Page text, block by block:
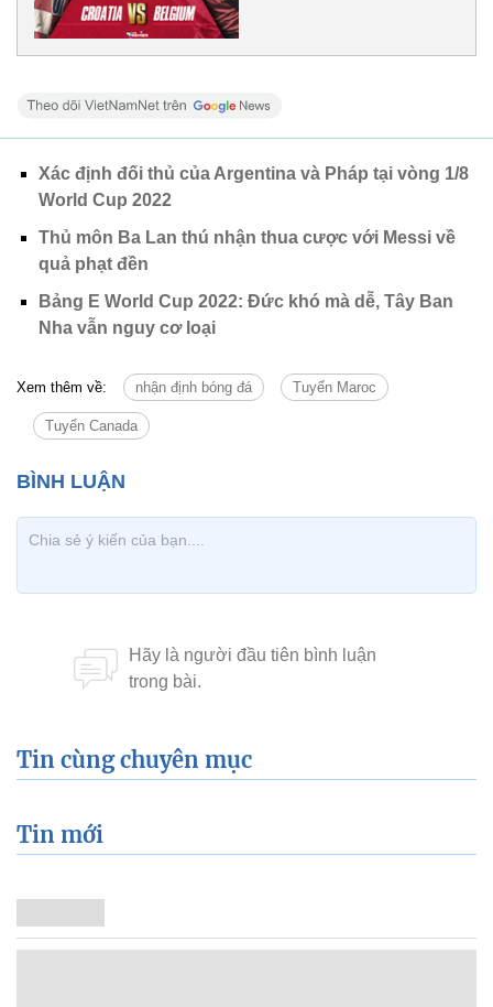
Xác định đối thủ của Argentina và Pháp tại vòng 1/8
World Cup 2022
Thủ môn Ba Lan thú nhận thua cược với Messi về
quả phạt đền
Bảng E World Cup 2022: Đức khó mà dễ, Tây Ban
Nha vẫn nguy cơ loại
Xem thêm về: nhận định bóng đá Tuyển Maroc
Tuyển Canada
Tin cùng chuyên mục
Tin mới